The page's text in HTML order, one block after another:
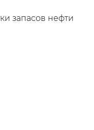
запасов нефти